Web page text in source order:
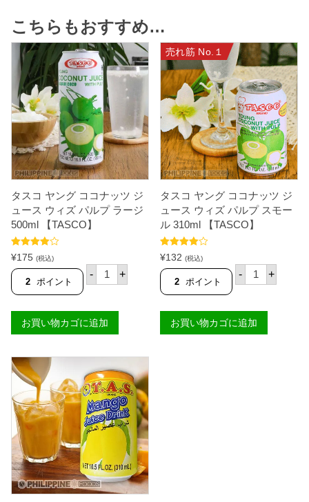
こちらもおすすめ…
タスコ ヤング ココナッツ ジ
ュース ウィズ パルプ ラージ
500ml 【TASCO】
5段階中
4.83 の評価
¥175 (税込)
2 ポイント
- タ
ス
ン
グ
コ
ナ
ッ
ツ
ジ
ュ
ー
ス
ウ
ズ
パ
ル
プ
+
お買い物カゴに追加
売れ筋 No.１
タスコ ヤング ココナッツ ジ
ュース ウィズ パルプ スモー
ル 310ml 【TASCO】
5段階中
4.72の評価
¥132 (税込)
2 ポイント
- タ
ス
ン
グ
コ
+
お買い物カゴに追加